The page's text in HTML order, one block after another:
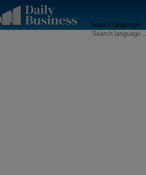
Search language